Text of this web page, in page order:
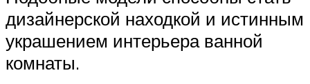
дизайнерской находкой и истинным
украшением интерьера ванной
комнаты.